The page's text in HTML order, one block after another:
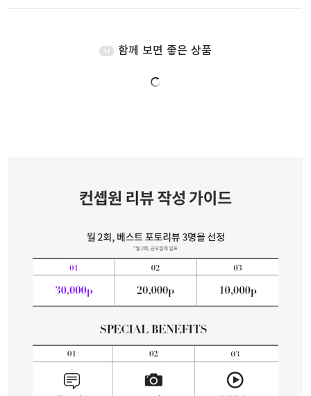
AI 함께 보면 좋은 상품